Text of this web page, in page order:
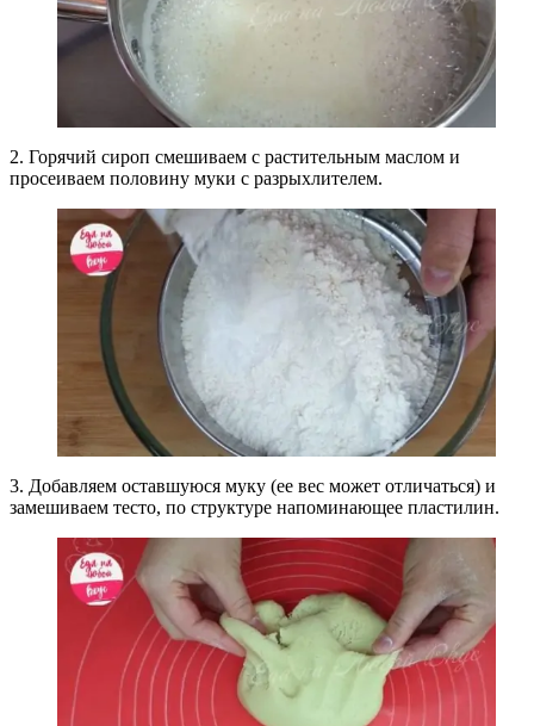
2. Горячий сироп смешиваем с растительным маслом и
просеиваем половину муки с разрыхлителем.
3. Добавляем оставшуюся муку (ее вес может отличаться) и
замешиваем тесто, по структуре напоминающее пластилин.